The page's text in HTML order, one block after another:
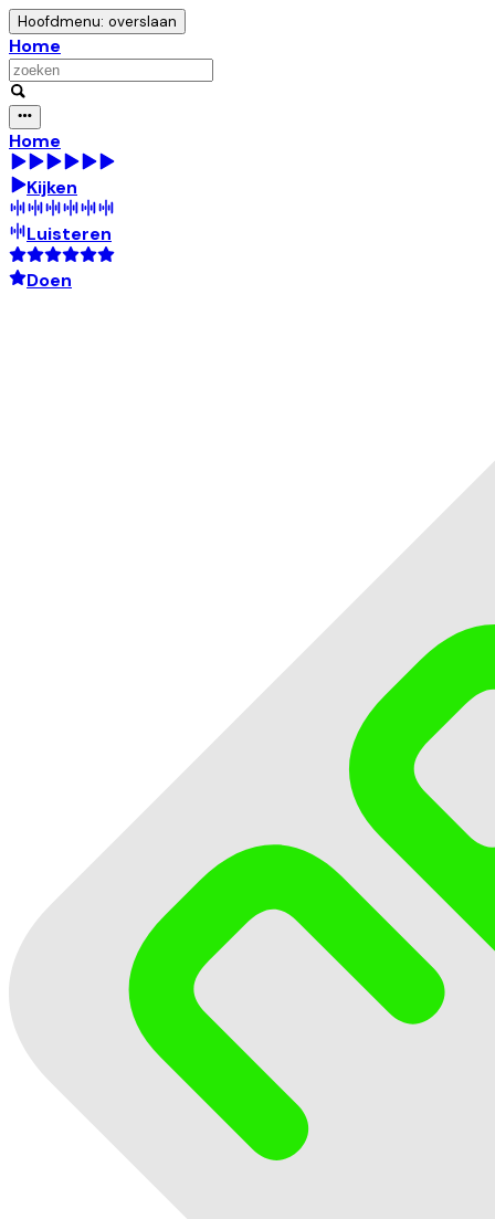
Hoofdmenu: overslaan
Home
Home
Kijken
Luisteren
Doen